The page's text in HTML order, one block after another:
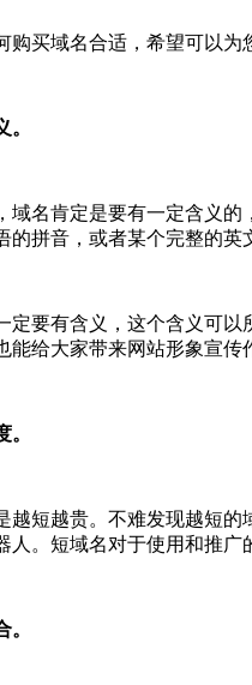
购买域名合适，希望可以为
域名肯定是要有一定含义
的拼音，或者某个完整的
定要有含义，这个含义可
能给大家带来网站形象宣传
越短越贵。不难发现越短
人。短域名对于使用和推广